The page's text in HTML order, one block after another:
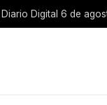
Diario Digital 6 de